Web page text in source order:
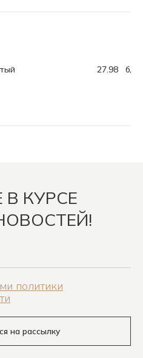
27.98 б/р
В КУРСЕ
политики
на рассылку